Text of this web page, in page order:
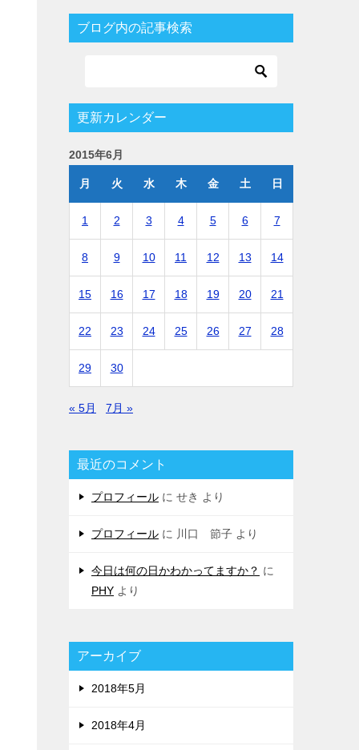
ブログ内の記事検索
更新カレンダー
2015年6月
月 火 水 木 金 土 日
1 2 3 4 5 6 7
8 9 10 11 12 13 14
15 16 17 18 19 20 21
22 23 24 25 26 27 28
29 30
« 5月 7月 »
最近のコメント
プロフィール に せき より
プロフィール に 川口 節子 より
今日は何の日かわかってますか？ に
PHY より
アーカイブ
2018年5月
2018年4月